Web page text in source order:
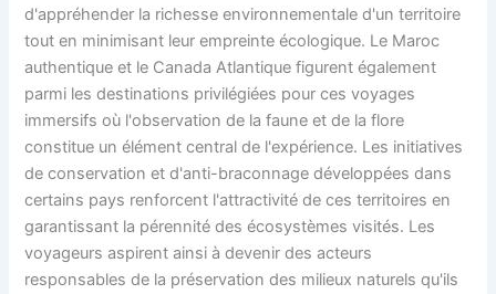
d'appréhender la richesse environnementale d'un territoire
tout en minimisant leur empreinte écologique. Le Maroc
authentique et le Canada Atlantique figurent également
parmi les destinations privilégiées pour ces voyages
immersifs où l'observation de la faune et de la flore
constitue un élément central de l'expérience. Les initiatives
de conservation et d'anti-braconnage développées dans
certains pays renforcent l'attractivité de ces territoires en
garantissant la pérennité des écosystèmes visités. Les
voyageurs aspirent ainsi à devenir des acteurs
responsables de la préservation des milieux naturels qu'ils